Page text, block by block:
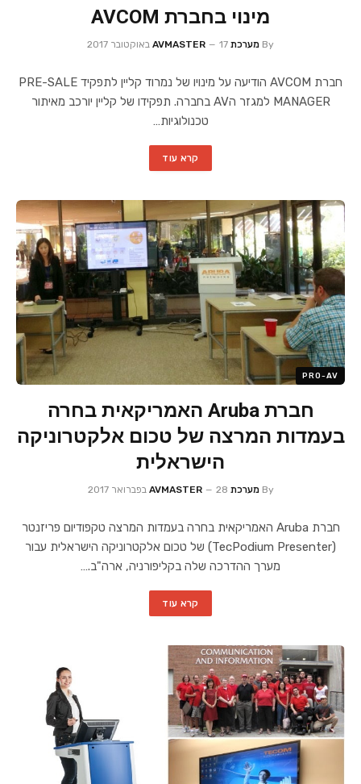
מינוי בחברת AVCOM
By מערכת AVMASTER 17 באוקטובר 2017
חברת AVCOM הודיעה על מינויו של נמרוד קליין לתפקיד PRE-SALE
MANAGER למגזר הAV בחברה. תפקידו של קליין יורכב מאיתור
טכנולוגיות…
קרא עוד
PRO-AV
חברת Aruba האמריקאית בחרה
בעמדות המרצה של טכום אלקטרוניקה
הישראלית
By מערכת AVMASTER 28 בפברואר 2017
חברת Aruba האמריקאית בחרה בעמדות המרצה טקפודיום פריזנטר
(TecPodium Presenter) של טכום אלקטרוניקה הישראלית עבור
מערך ההדרכה שלה בקליפורניה, ארה"ב.…
קרא עוד